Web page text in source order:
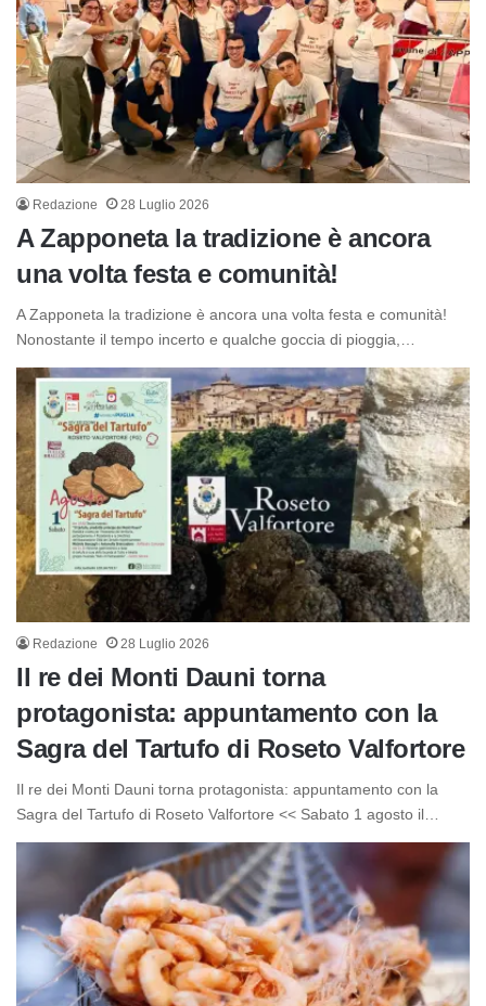
Redazione 28 Luglio 2026
A Zapponeta la tradizione è ancora
una volta festa e comunità!
A Zapponeta la tradizione è ancora una volta festa e comunità!
Nonostante il tempo incerto e qualche goccia di pioggia,…
Redazione 28 Luglio 2026
Il re dei Monti Dauni torna
protagonista: appuntamento con la
Sagra del Tartufo di Roseto Valfortore
Il re dei Monti Dauni torna protagonista: appuntamento con la
Sagra del Tartufo di Roseto Valfortore << Sabato 1 agosto il…